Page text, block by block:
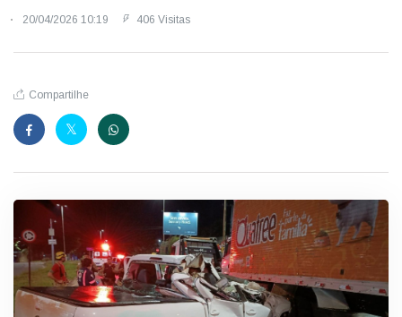
20/04/2026 10:19 406 Visitas
Compartilhe